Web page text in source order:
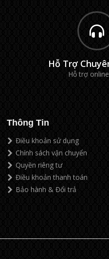
Hỗ Trợ
Hỗ trợ
Thông Tin
Điều khoản sử dụng
Chính sách vận chuyển
Quyền riêng tư
Điều khoản thanh toán
Bảo hành & Đổi trả